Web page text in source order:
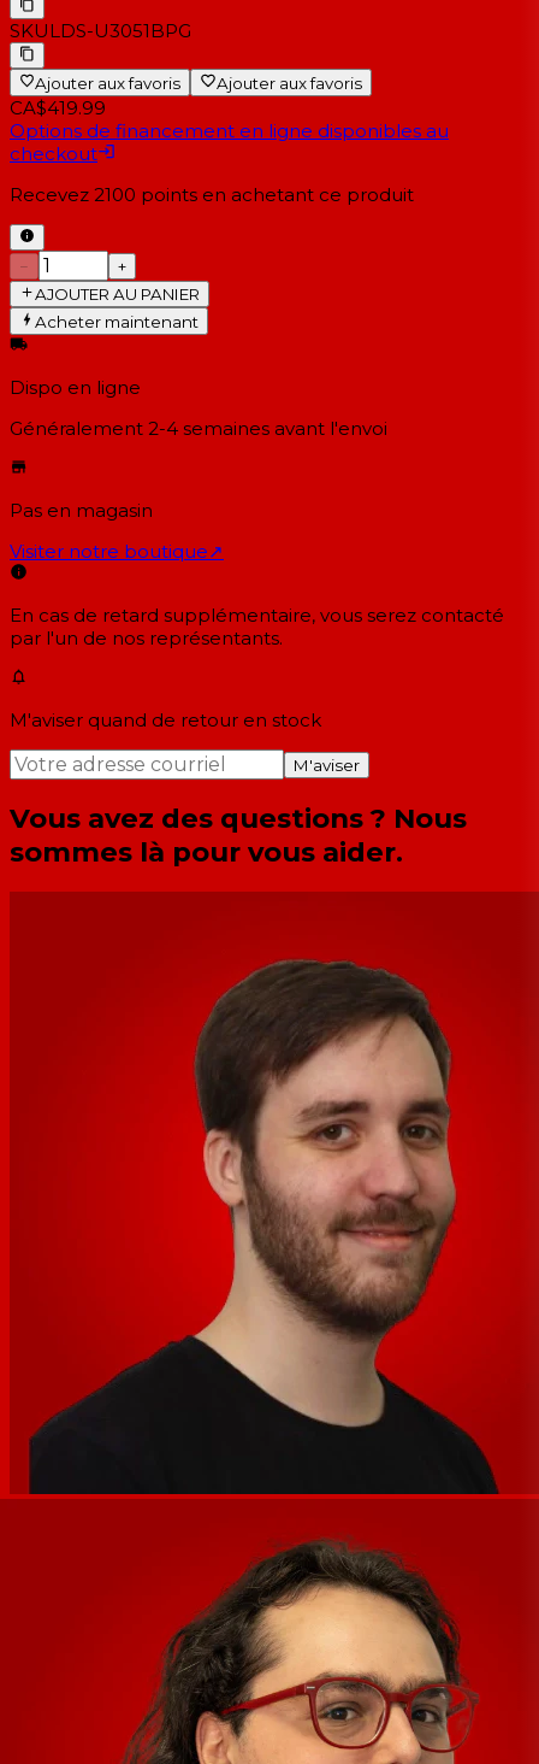
SKULDS-U3051BPG
Ajouter aux favoris Ajouter aux favoris
CA$419.99
Options de financement en ligne disponibles au
checkout
Recevez 2100 points en achetant ce produit
−
+
AJOUTER AU PANIER
Acheter maintenant
Dispo en ligne
Généralement 2-4 semaines avant l'envoi
Pas en magasin
Visiter notre boutique↗
En cas de retard supplémentaire, vous serez contacté
par l'un de nos représentants.
M'aviser quand de retour en stock
M'aviser
Vous avez des questions ? Nous
sommes là pour vous aider.